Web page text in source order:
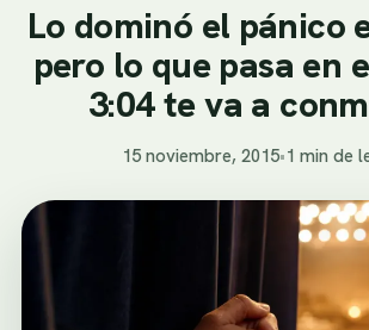
Lo dominó el pánico
pero lo que pasa en
3:04 te va a
15 noviembre, 2015•1 min de